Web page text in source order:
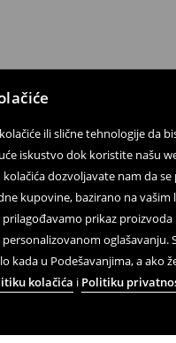
ili slične tehnologije da
iskustvo dok koristite našu
dozvoljavate nam da
kupovine, bazirano na vašim
prilagođavamo prikaz proizvoda
oglašavanju.
kada u Podešavanjima, a ako
kolačića i Politiku